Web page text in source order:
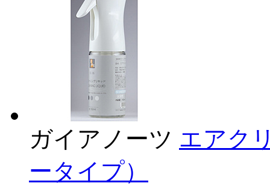
ガイアノーツ エアク
ータイプ）